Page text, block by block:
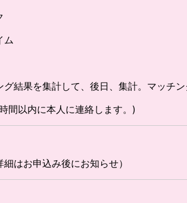
ム
グ結果を集計して、後日、集計。マッチ
間以内に本人に連絡します。)
はお申込み後にお知らせ）